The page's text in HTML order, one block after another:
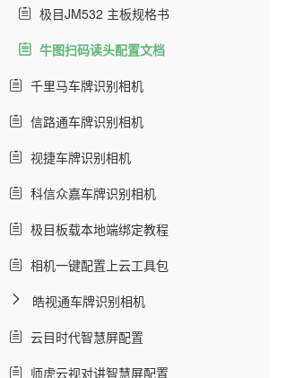
极目JM532 主板规格书
牛图扫码读头配置文档
千里马车牌识别相机
信路通车牌识别相机
视捷车牌识别相机
科信众嘉车牌识别相机
极目板载本地端绑定教程
相机一键配置上云工具包
皓视通车牌识别相机
云目时代智慧屏配置
师虎云视对讲智慧屏配置